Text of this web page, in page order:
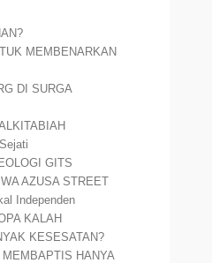
MEMBENARKAN
DI SURGA
GITS
AZUSA STREET
Independen
KALAH
KESESATAN?
MEMBAPTIS HANYA